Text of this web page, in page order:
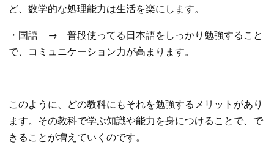
ど、数学的な処理能力は生活を楽にします。
・国語 → 普段使ってる日本語をしっかり勉強すること
で、コミュニケーション力が高まります。
このように、どの教科にもそれを勉強するメリットがあり
ます。その教科で学ぶ知識や能力を身につけることで、で
きることが増えていくのです。